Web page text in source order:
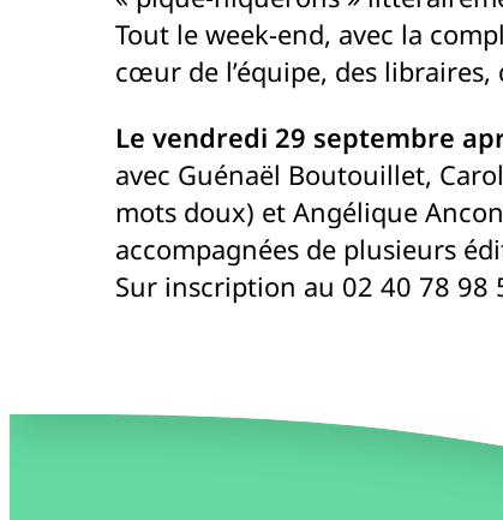
Tout le week-end, avec la
cœur de l’équipe, des
Le vendredi 29 septembre
avec Guénaël Boutouillet,
mots doux) et Angélique
accompagnées de plusieurs
Sur inscription au 02 40 78